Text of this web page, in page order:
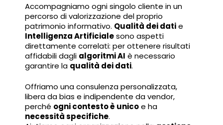
Accompagniamo ogni singolo cliente in un
percorso di valorizzazione del proprio
patrimonio informativo. Qualità dei datie
Intelligenza Artificialesono aspetti
direttamente correlati: per ottenere risultati
affidabili dagli algoritmi AI è necessario
garantire la qualità dei dati.
Offriamo una consulenza personalizzata,
libera da bias e indipendente da vendor,
perché ogni contesto è unicoe ha
necessità specifiche.